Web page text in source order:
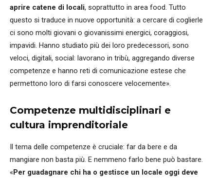
aprire catene di locali, soprattutto in area food. Tutto
questo si traduce in nuove opportunità: a cercare di coglierle
ci sono molti giovani o giovanissimi energici, coraggiosi,
impavidi. Hanno studiato più dei loro predecessori, sono
veloci, digitali, social: lavorano in tribù, aggregando diverse
competenze e hanno reti di comunicazione estese che
permettono loro di farsi conoscere velocemente».
Competenze multidisciplinari e
cultura imprenditoriale
Il tema delle competenze è cruciale: far da bere e da
mangiare non basta più. E nemmeno farlo bene può bastare.
«Per guadagnare chi ha o gestisce un locale oggi deve